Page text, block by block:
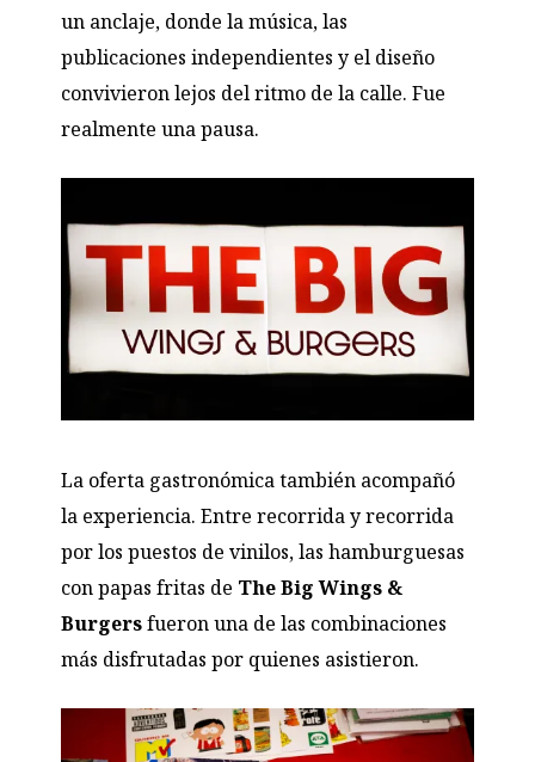
un anclaje, donde la música, las
publicaciones independientes y el diseño
convivieron lejos del ritmo de la calle. Fue
realmente una pausa.
La oferta gastronómica también acompañó
la experiencia. Entre recorrida y recorrida
por los puestos de vinilos, las hamburguesas
con papas fritas de The Big Wings &
Burgersfueron una de las combinaciones
más disfrutadas por quienes asistieron.